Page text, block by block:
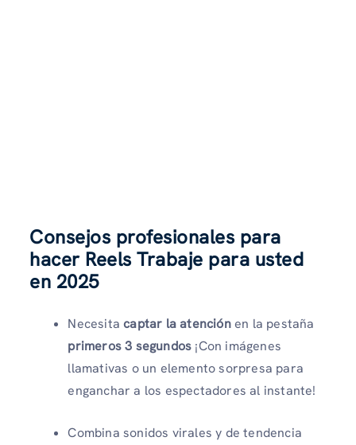
Consejos profesionales para
hacer Reels Trabaje para usted
en 2025
Necesitacaptar la atenciónen la pestaña
primeros 3 segundos ¡Con imágenes
llamativas o un elemento sorpresa para
enganchar a los espectadores al instante!
Combina sonidos virales y de tendencia